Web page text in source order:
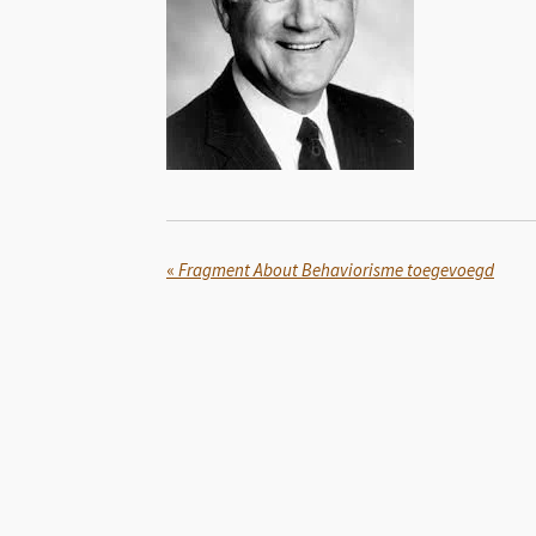
« Fragment About Behaviorisme toegevoegd